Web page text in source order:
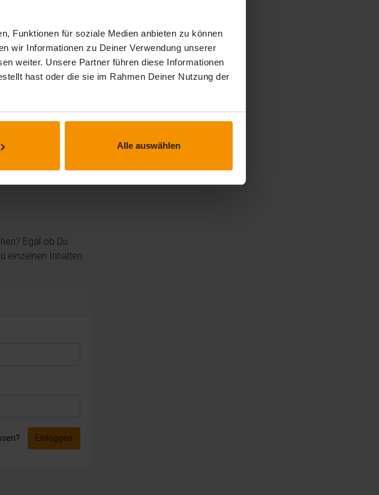
Funktionen für soziale Medien anbieten zu können
wir Informationen zu Deiner Verwendung unserer
weiter. Unsere Partner führen diese Informationen
hast oder die sie im Rahmen Deiner Nutzung der
Alle auswählen
Egal ob Du
einzelnen Inhalten
Einloggen